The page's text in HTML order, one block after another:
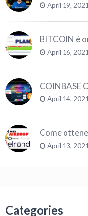
April 19, 2021
April 16, 2021
April 14, 2021
April 13, 2021
Categories